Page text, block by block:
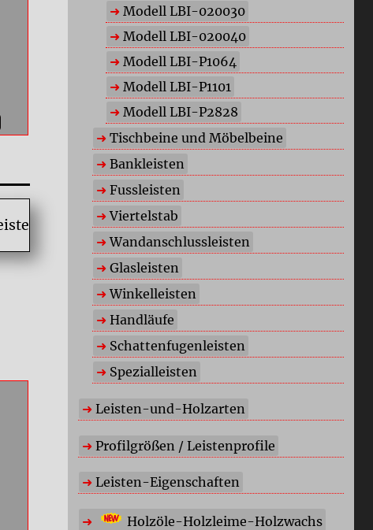
Modell LBI-020030
Modell LBI-020040
Modell LBI-P1064
Modell LBI-P1101
Modell LBI-P2828
Tischbeine und Möbelbeine
Bankleisten
Fussleisten
Viertelstab
Wandanschlussleisten
Glasleisten
Winkelleisten
Handläufe
Schattenfugenleisten
Spezialleisten
Leisten-und-Holzarten
Profilgrößen / Leistenprofile
Leisten-Eigenschaften
Holzöle-Holzleime-Holzwachs